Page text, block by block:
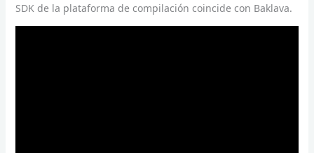
SDK de la plataforma de compilación coincide con Baklava.